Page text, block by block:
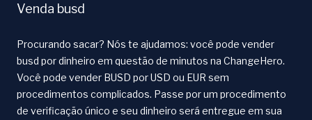
Venda busd
Procurando sacar? Nós te ajudamos: você pode vender
busd por dinheiro em questão de minutos na ChangeHero.
Você pode vender BUSD por USD ou EUR sem
procedimentos complicados. Passe por um procedimento
de verificação único e seu dinheiro será entregue em sua